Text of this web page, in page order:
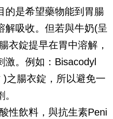
的是希望藥物能到胃腸
解吸收。但若與牛奶(呈
衣錠提早在胃中溶解，
。例如：Bisacodyl
之腸衣錠，所以避免一
性飲料，與抗生素Peni